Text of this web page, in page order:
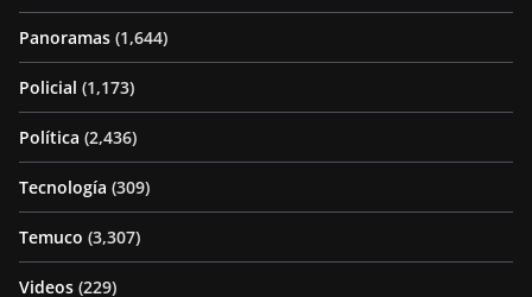
Panoramas (1,644)
Policial (1,173)
Política (2,436)
Tecnología (309)
Temuco (3,307)
Videos (229)